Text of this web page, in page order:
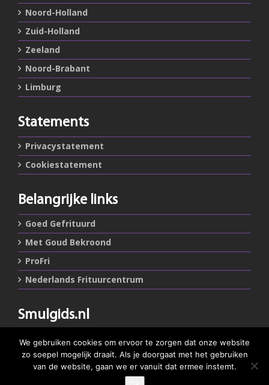
Noord-Holland
Zuid-Holland
Zeeland
Noord-Brabant
Limburg
Statements
Privacystatement
Cookiestatement
Belangrijke links
Goed Gefrituurd
Met Goud Bekroond
ProFri
Nederlands Frituurcentrum
Smulgids.nl
Blaarthemseweg 72
5502 JW Veldhoven
We gebruiken cookies om ervoor te zorgen dat onze website
zo soepel mogelijk draait. Als je doorgaat met het gebruiken
van de website, gaan we er vanuit dat ermee instemt.